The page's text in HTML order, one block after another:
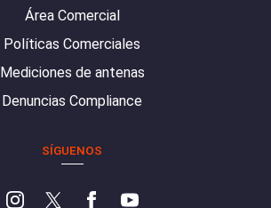
Área Comercial
Políticas Comerciales
Mediciones de antenas
Denuncias Compliance
SÍGUENOS